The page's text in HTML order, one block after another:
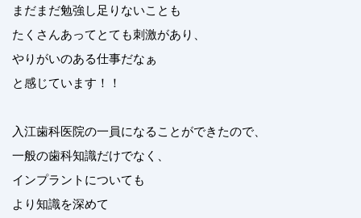
まだまだ勉強し足りないことも
たくさんあってとても刺激があり、
やりがいのある仕事だなぁ
と感じています！！
入江歯科医院の一員になることができたので、
一般の歯科知識だけでなく、
インプラントについても
より知識を深めて